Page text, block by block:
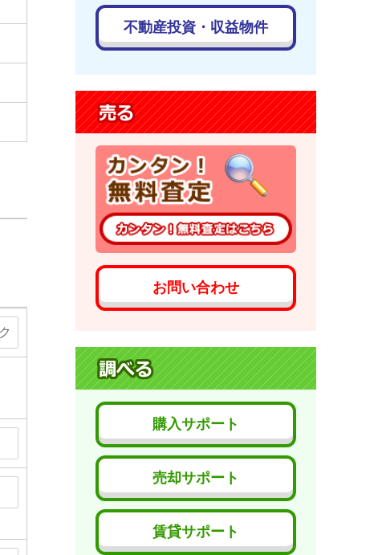
不動産投資・収益物件
お問い合わせ
購入サポート
売却サポート
賃貸サポート